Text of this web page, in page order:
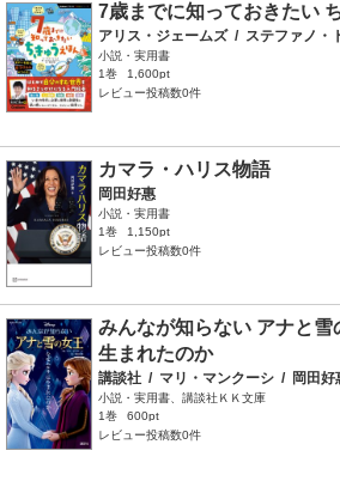
7歳までに知っておきたい
アリス・ジェームズ / ステファノ・
小説・実用書
1巻
1,600pt
レビュー投稿数0件
カマラ・ハリス物語
岡田好惠
小説・実用書
1巻
1,150pt
レビュー投稿数0件
みんなが知らない アナと
生まれたのか
講談社 / マリ・マンクーシ / 岡田好
小説・実用書、講談社ＫＫ文庫
1巻
600pt
レビュー投稿数0件